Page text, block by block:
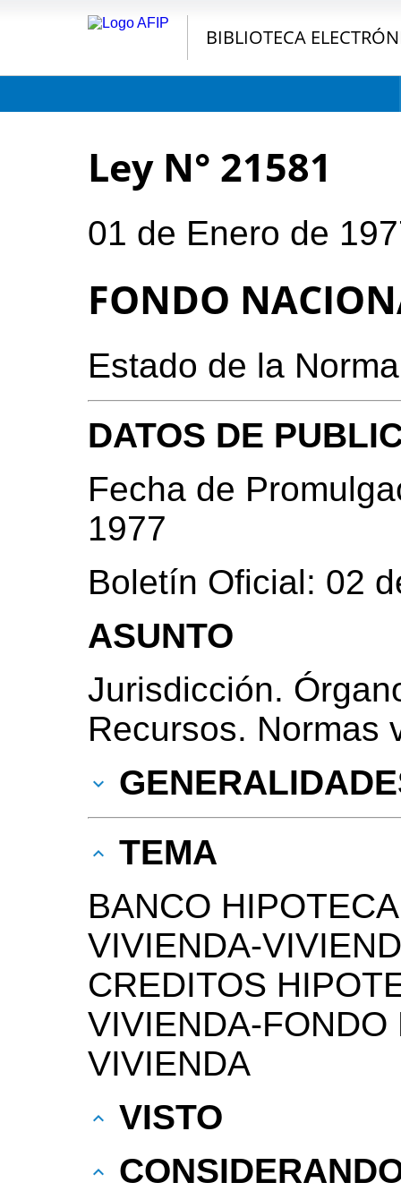
BIBLIOTECA
Ley N° 21581
01 de Enero de
FONDO
Estado de la
DATOS DE
Fecha de
1977
Boletín Oficial: 02
ASUNTO
Jurisdicción.
Recursos. Normas
TEMA
BANCO
VIVIENDA-
CREDITOS
VIVIENDA-FONDO
VIVIENDA
VISTO